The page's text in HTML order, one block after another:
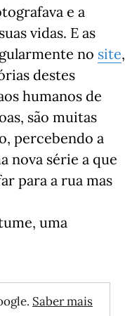
e a
vidas. E as
no site,
destes
humanos de
são muitas
percebendo a
nova série a que
para a rua mas
uma
Saber mais